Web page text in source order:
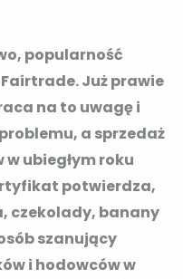
popularność
Już prawie
na to uwagę i
a sprzedaż
ubiegłym roku
potwierdza,
czekolady, banany
szanujący
i hodowców w